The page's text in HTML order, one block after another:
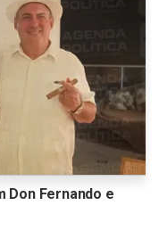
Don Fernando e